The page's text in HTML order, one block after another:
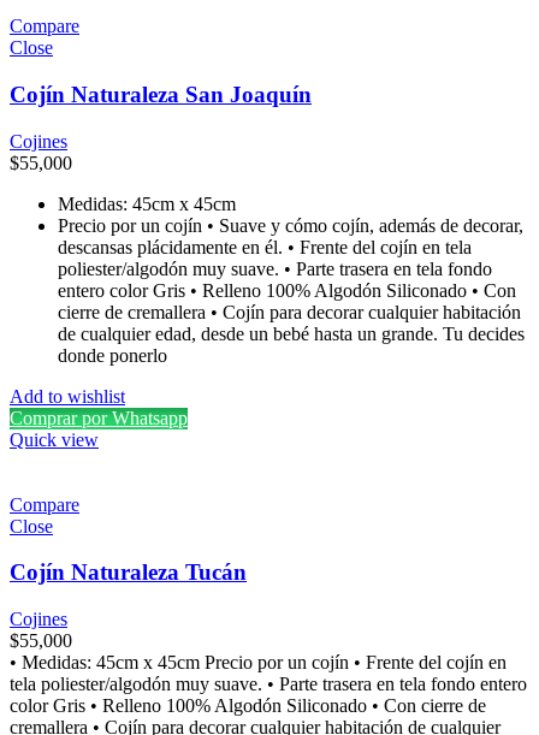
Compare
Close
Cojín Naturaleza San Joaquín
Cojines
$55,000
Medidas: 45cm x 45cm
Precio por un cojín • Suave y cómo cojín, además de decorar,
descansas plácidamente en él. • Frente del cojín en tela
poliester/algodón muy suave. • Parte trasera en tela fondo
entero color Gris • Relleno 100% Algodón Siliconado • Con
cierre de cremallera • Cojín para decorar cualquier habitación
de cualquier edad, desde un bebé hasta un grande. Tu decides
donde ponerlo
Add to wishlist
Comprar por Whatsapp
Quick view
Compare
Close
Cojín Naturaleza Tucán
Cojines
$55,000
• Medidas: 45cm x 45cm Precio por un cojín • Frente del cojín en
tela poliester/algodón muy suave. • Parte trasera en tela fondo entero
color Gris • Relleno 100% Algodón Siliconado • Con cierre de
cremallera • Cojín para decorar cualquier habitación de cualquier